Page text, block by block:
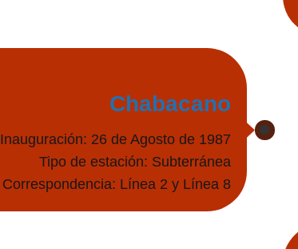
Chabacano
Inauguración: 26 de Agosto de 1987
Tipo de estación: Subterránea
Correspondencia: Línea 2 y Línea 8